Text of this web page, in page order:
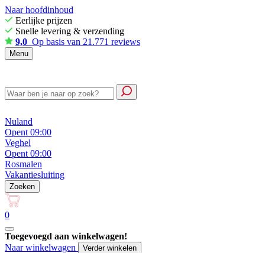
Naar hoofdinhoud
Eerlijke prijzen
Snelle levering & verzending
9,0 Op basis van 21.771 reviews
Menu
Nuland
Opent 09:00
Veghel
Opent 09:00
Rosmalen
Vakantiesluiting
Zoeken
0
Toegevoegd aan winkelwagen!
Naar winkelwagen
Verder winkelen